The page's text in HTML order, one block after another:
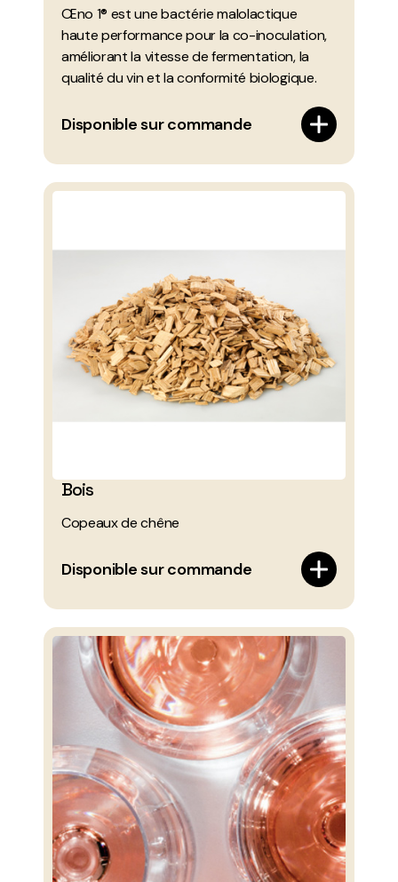
Œno 1® est une bactérie malolactique
haute performance pour la co-inoculation,
améliorant la vitesse de fermentation, la
qualité du vin et la conformité biologique.
Disponible sur commande
Bois
Copeaux de chêne
Disponible sur commande